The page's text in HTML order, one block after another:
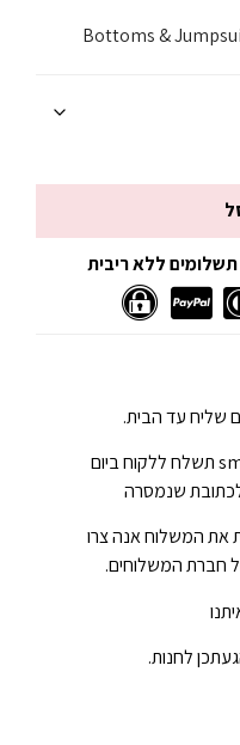
Bottoms &
שליח עד הבית.
הגעה תוך 3-7 ימי עסקים . הודעת sms תשלח ללקוח ביום
שנמסרה
את המשלוח אנה צרו
חברת המשלוחים.